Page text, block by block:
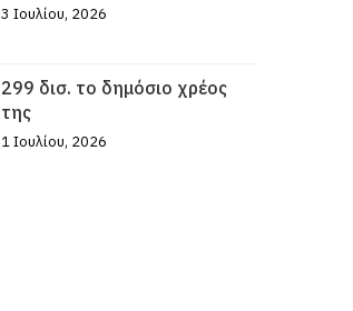
3 Ιουλίου, 2026
299 δισ. το δημόσιο χρέος
της
1 Ιουλίου, 2026